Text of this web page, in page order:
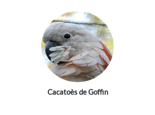
Cacatoès de Goffin